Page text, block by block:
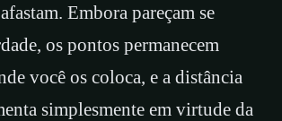
Embora pareçam se
os pontos permanecem
você os coloca, e a distância
simplesmente em virtude da